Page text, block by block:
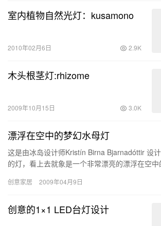
室内植物自然光灯：kusamono
2010年02月6日 2.9K
木头根茎灯:rhizome
2009年10月15日 3.0K
漂浮在空中的梦幻水母灯
这是由冰岛设计师Kristín Birna Bjarnadóttir 设
的灯，看上去就象是一个非常漂亮的漂浮在空
创意家居 2009年04月9日
创意的1×1 LED台灯设计